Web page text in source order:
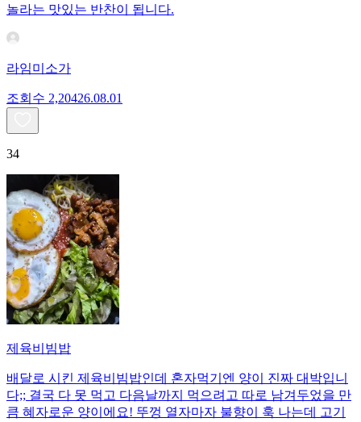
놀라는 맛있는 반찬이 됩니다.
라임미소가
조회수 2,20426.08.01
34
제육비빔밥
배달로 시킨 제육비빔밥인데 혼자먹기엔 양이 진짜 대박입니
다;; 결국 다 못 먹고 다음날까지 먹으려고 따로 남겨두었을 만
큼 혜자로운 양이에요! 뚜껑 열자마자 불향이 훅 나는데 고기